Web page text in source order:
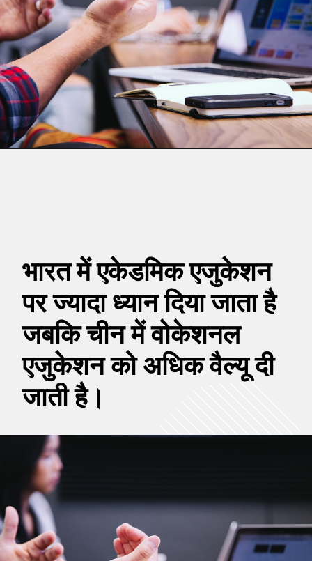
भारत में एकेडमिक एजुकेशन
पर ज्यादा ध्यान दिया जाता है
जबकि चीन में वोकेशनल
एजुकेशन को अधिक वैल्यू दी
जाती है।